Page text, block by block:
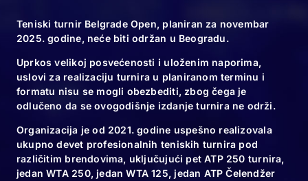
09.11.24
Novak obično
osvaja trofeje…
Teniski turnir Belgrade Open, planiran za novembar
2025. godine, neće biti održan u Beogradu.
Uprkos velikoj posvećenosti i uloženim naporima,
uslovi za realizaciju turnira u planiranom terminu i
formatu nisu se mogli obezbediti, zbog čega je
odlučeno da se ovogodišnje izdanje turnira ne održi.
Organizacija je od 2021. godine uspešno realizovala
ukupno devet profesionalnih teniskih turnira pod
različitim brendovima, uključujući pet ATP 250 turnira,
jedan WTA 250, jedan WTA 125, jedan ATP Čelendžer